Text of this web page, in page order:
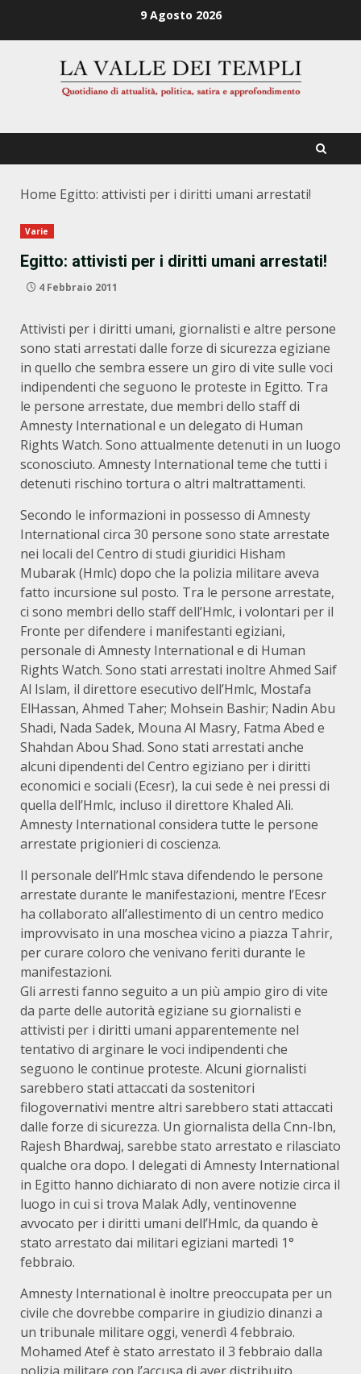
9 Agosto 2026
Home Egitto: attivisti per i diritti umani arrestati!
Varie
Egitto: attivisti per i diritti umani arrestati!
4 Febbraio 2011
Attivisti per i diritti umani, giornalisti e altre persone
sono stati arrestati dalle forze di sicurezza egiziane
in quello che sembra essere un giro di vite sulle voci
indipendenti che seguono le proteste in Egitto. Tra
le persone arrestate, due membri dello staff di
Amnesty International e un delegato di Human
Rights Watch. Sono attualmente detenuti in un luogo
sconosciuto. Amnesty International teme che tutti i
detenuti rischino tortura o altri maltrattamenti.
Secondo le informazioni in possesso di Amnesty
International circa 30 persone sono state arrestate
nei locali del Centro di studi giuridici Hisham
Mubarak (Hmlc) dopo che la polizia militare aveva
fatto incursione sul posto. Tra le persone arrestate,
ci sono membri dello staff dell’Hmlc, i volontari per il
Fronte per difendere i manifestanti egiziani,
personale di Amnesty International e di Human
Rights Watch. Sono stati arrestati inoltre Ahmed Saif
Al Islam, il direttore esecutivo dell’Hmlc, Mostafa
ElHassan, Ahmed Taher; Mohsein Bashir; Nadin Abu
Shadi, Nada Sadek, Mouna Al Masry, Fatma Abed e
Shahdan Abou Shad. Sono stati arrestati anche
alcuni dipendenti del Centro egiziano per i diritti
economici e sociali (Ecesr), la cui sede è nei pressi di
quella dell’Hmlc, incluso il direttore Khaled Ali.
Amnesty International considera tutte le persone
arrestate prigionieri di coscienza.
Il personale dell’Hmlc stava difendendo le persone
arrestate durante le manifestazioni, mentre l’Ecesr
ha collaborato all’allestimento di un centro medico
improvvisato in una moschea vicino a piazza Tahrir,
per curare coloro che venivano feriti durante le
manifestazioni.
Gli arresti fanno seguito a un più ampio giro di vite
da parte delle autorità egiziane su giornalisti e
attivisti per i diritti umani apparentemente nel
tentativo di arginare le voci indipendenti che
seguono le continue proteste. Alcuni giornalisti
sarebbero stati attaccati da sostenitori
filogovernativi mentre altri sarebbero stati attaccati
dalle forze di sicurezza. Un giornalista della Cnn-Ibn,
Rajesh Bhardwaj, sarebbe stato arrestato e rilasciato
qualche ora dopo. I delegati di Amnesty International
in Egitto hanno dichiarato di non avere notizie circa il
luogo in cui si trova Malak Adly, ventinovenne
avvocato per i diritti umani dell’Hmlc, da quando è
stato arrestato dai militari egiziani martedì 1°
febbraio.
Amnesty International è inoltre preoccupata per un
civile che dovrebbe comparire in giudizio dinanzi a
un tribunale militare oggi, venerdì 4 febbraio.
Mohamed Atef è stato arrestato il 3 febbraio dalla